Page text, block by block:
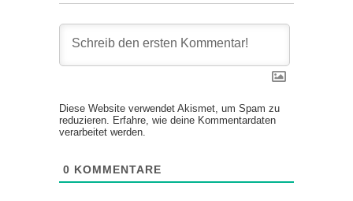
Diese Website verwendet Akismet, um Spam zu
reduzieren. Erfahre, wie deine Kommentardaten
verarbeitet werden.
0 KOMMENTARE